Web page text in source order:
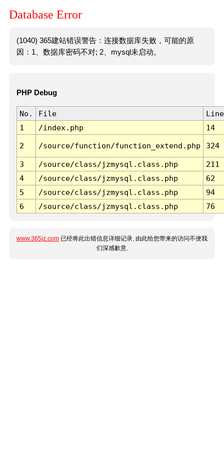
Database Error
(1040) 365建站错误警告：连接数据库失败，可能的原
因：1、数据库密码不对; 2、mysql未启动。
PHP Debug
No. File
Line
1
/index.php 14
2 /source/function/function_extend.php 324
3 /source/class/jzmysql.class.php
211
4
/source/class/jzmysql.class.php
62
5
/source/class/jzmysql.class.php
94
6
/source/class/jzmysql.class.php 76
www.365jz.com 已经将此出错信息详细记录, 由此给您带来的访问不便我
们深感歉意.